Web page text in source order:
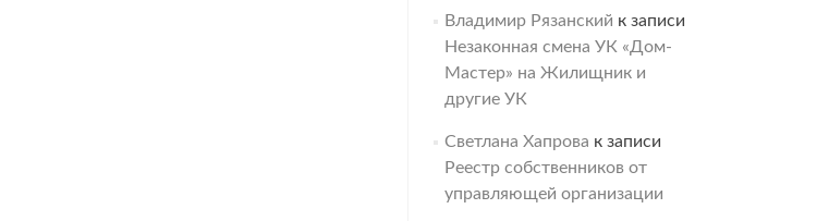
Владимир Рязанский к записи
Незаконная смена УК «Дом-
Мастер» на Жилищник и
другие УК
Светлана Хапрова к записи
Реестр собственников от
управляющей организации